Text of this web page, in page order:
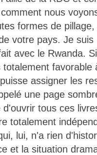
nous
formes de
votre pays. Je
avec le Rwanda.
totalement favorable
assigner les
une page
tous ces
totalement
lui, n'a rien
et la situation